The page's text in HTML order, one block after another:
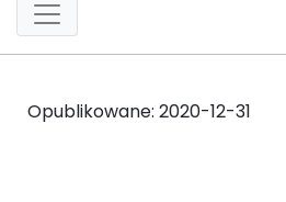
Opublikowane: 2020-12-31